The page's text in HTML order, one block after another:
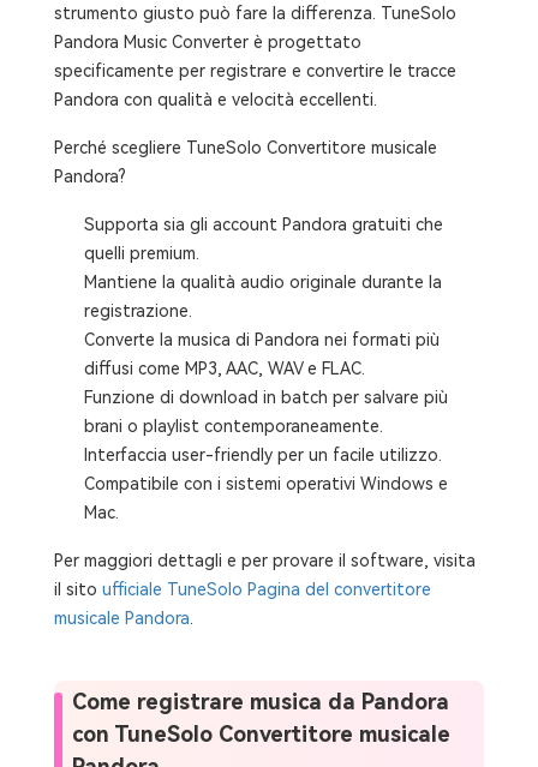
strumento giusto può fare la differenza. TuneSolo
Pandora Music Converter è progettato
specificamente per registrare e convertire le tracce
Pandora con qualità e velocità eccellenti.
Perché scegliere TuneSolo Convertitore musicale
Pandora?
Supporta sia gli account Pandora gratuiti che
quelli premium.
Mantiene la qualità audio originale durante la
registrazione.
Converte la musica di Pandora nei formati più
diffusi come MP3, AAC, WAV e FLAC.
Funzione di download in batch per salvare più
brani o playlist contemporaneamente.
Interfaccia user-friendly per un facile utilizzo.
Compatibile con i sistemi operativi Windows e
Mac.
Per maggiori dettagli e per provare il software, visita
il sito ufficiale TuneSolo Pagina del convertitore
musicale Pandora
Come registrare musica da Pandora
con TuneSolo Convertitore musicale